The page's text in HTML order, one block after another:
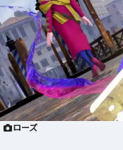
ローズ